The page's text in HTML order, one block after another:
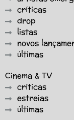
críticas
drop
listas
novos
últimas
Cinema & TV
críticas
estreias
últimas